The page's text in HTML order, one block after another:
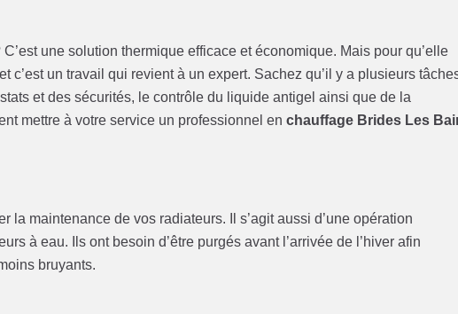
une solution thermique efficace et économique. Mais pour qu’elle
c’est un travail qui revient à un expert. Sachez qu’il y a plusieurs
et des sécurités, le contrôle du liquide antigel ainsi que de la
mettre à votre service un professionnel enchauffage Brides Les
la maintenance de vos radiateurs. Il s’agit aussi d’une opération
à eau. Ils ont besoin d’être purgés avant l’arrivée de l’hiver afin
bruyants.